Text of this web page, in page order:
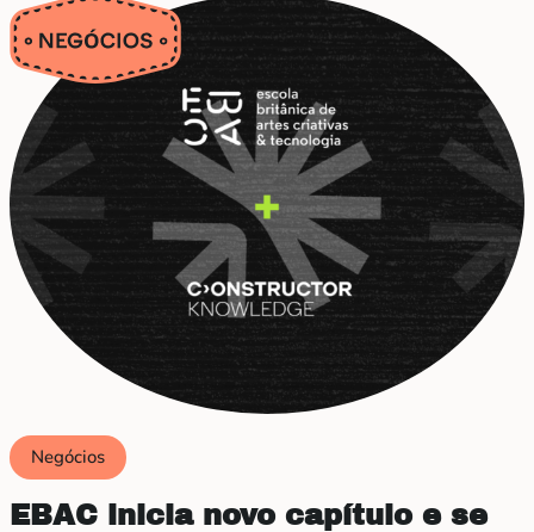
Negócios
EBAC inicia novo capítulo e se